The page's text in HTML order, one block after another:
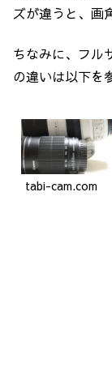
ズが違うと、画
ちなみに、フル
の違いは以下を
tabi-cam.com